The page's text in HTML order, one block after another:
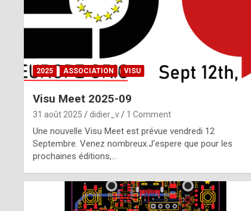
2025 ASSOCIATION VISU
Visu Meet 2025-09
31 août 2025 didier_v 1 Comment
Une nouvelle Visu Meet est prévue vendredi 12
Septembre. Venez nombreux.J’espere que pour les
prochaines éditions,…